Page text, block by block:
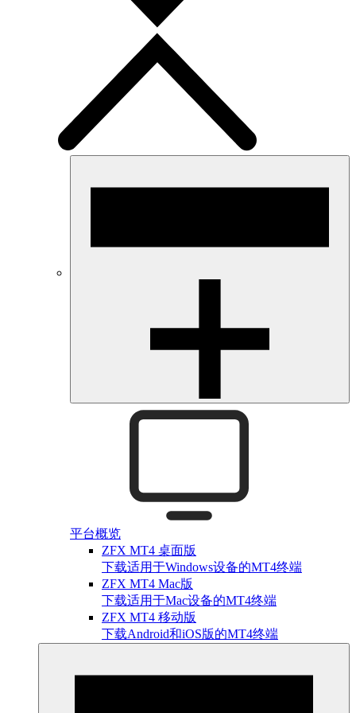
平台概览
ZFX MT4 桌面版
下载适用于Windows设备的MT4终端
ZFX MT4 Mac版
下载适用于Mac设备的MT4终端
ZFX MT4 移动版
下载Android和iOS版的MT4终端